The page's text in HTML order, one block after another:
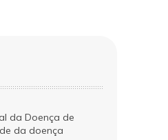
da Doença de
da doença